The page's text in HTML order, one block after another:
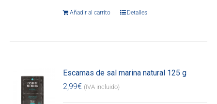
Añadir al carrito Detalles
Escamas de sal marina natural 125 g
2,99€ (IVA incluido)